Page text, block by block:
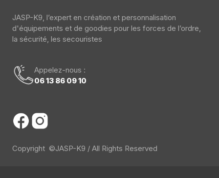
JASP-K9, l’expert en création et personnalisation
d'équipements et de goodies pour les forces de l’ordre,
la sécurité, les secouristes
Appelez-nous :
06 13 86 09 10
Copyright ©JASP-K9 / All Rights Reserved